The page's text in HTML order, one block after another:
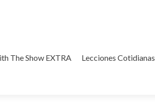
The Show EXTRA Lecciones Cotidianas